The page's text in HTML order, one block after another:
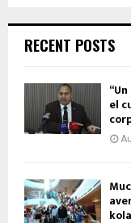
RECENT POSTS
el